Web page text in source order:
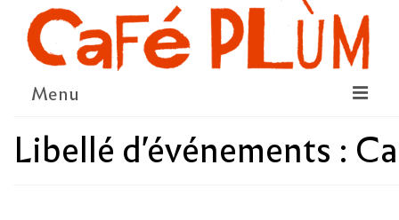
Menu
LE PROJET
Libellé d'événements :